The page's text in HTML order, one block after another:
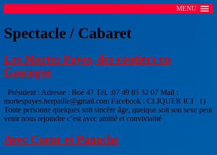
MENU
Spectacle / Cabaret
Les Mortes Payes, des routiers en
Gascogne
Président : Adresse : Boé 47 Tél. :07 49 85 32 07 Mail :
mortespayes.herpaille@gmail.com Facebook : CLIQUER ICI 1)
Toute personne quelques soit sincère âge, quelque soit son sexe peut
venir nous rejoindre c’est avec amitié et convivialité
Avec Coeur et Panache